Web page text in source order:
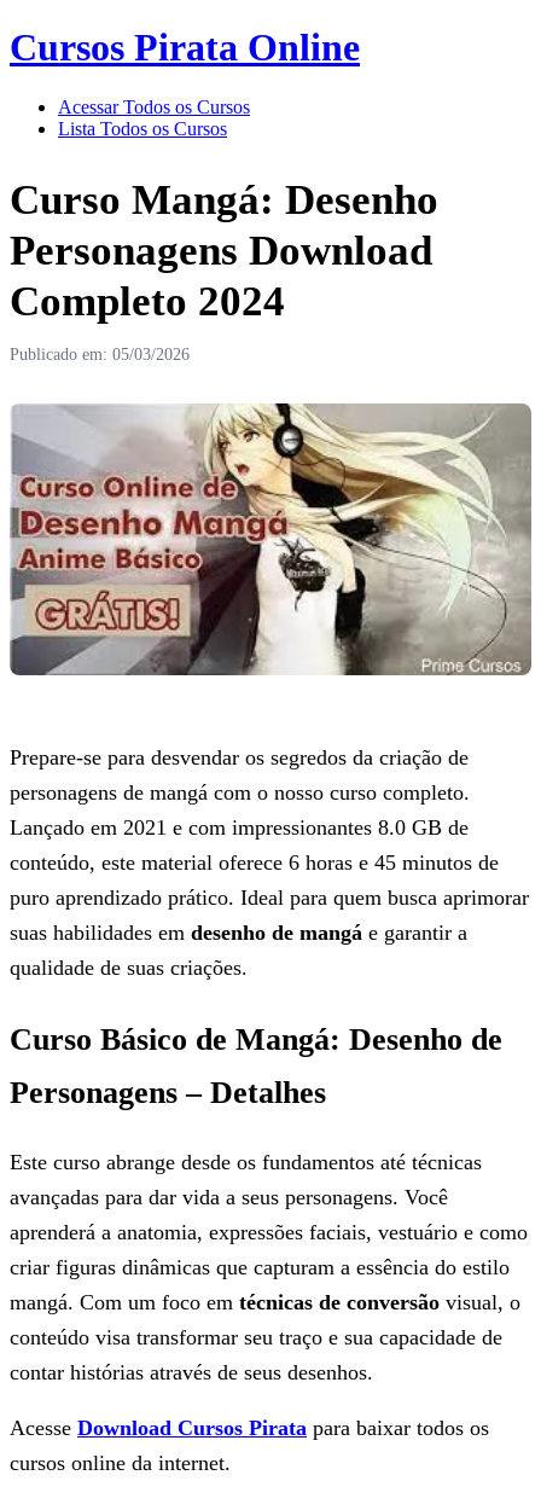
Cursos Pirata Online
Acessar Todos os Cursos
Lista Todos os Cursos
Curso Mangá: Desenho
Personagens Download
Completo 2024
Publicado em: 05/03/2026
Prepare-se para desvendar os segredos da criação de
personagens de mangá com o nosso curso completo.
Lançado em 2021 e com impressionantes 8.0 GB de
conteúdo, este material oferece 6 horas e 45 minutos de
puro aprendizado prático. Ideal para quem busca aprimorar
suas habilidades em desenho de mangá e garantir a
qualidade de suas criações.
Curso Básico de Mangá: Desenho de
Personagens – Detalhes
Este curso abrange desde os fundamentos até técnicas
avançadas para dar vida a seus personagens. Você
aprenderá a anatomia, expressões faciais, vestuário e como
criar figuras dinâmicas que capturam a essência do estilo
mangá. Com um foco em técnicas de conversão visual, o
conteúdo visa transformar seu traço e sua capacidade de
contar histórias através de seus desenhos.
Acesse Download Cursos Pirata para baixar todos os
cursos online da internet.